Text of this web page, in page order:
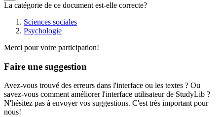
La catégorie de ce document est-elle correcte?
Sciences sociales
Psychologie
Merci pour votre participation!
Faire une suggestion
Avez-vous trouvé des erreurs dans l'interface ou les textes ? Ou
savez-vous comment améliorer l'interface utilisateur de StudyLib ?
N'hésitez pas à envoyer vos suggestions. C'est très important pour
nous!